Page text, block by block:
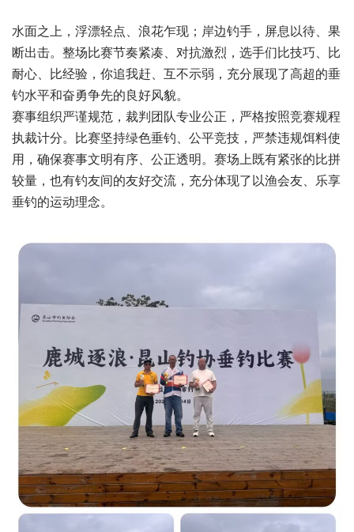
水面之上，浮漂轻点、浪花乍现；岸边钓手，屏息以待、果
断出击。整场比赛节奏紧凑、对抗激烈，选手们比技巧、比
耐心、比经验，你追我赶、互不示弱，充分展现了高超的垂
钓水平和奋勇争先的良好风貌。
赛事组织严谨规范，裁判团队专业公正，严格按照竞赛规程
执裁计分。比赛坚持绿色垂钓、公平竞技，严禁违规饵料使
用，确保赛事文明有序、公正透明。赛场上既有紧张的比拼
较量，也有钓友间的友好交流，充分体现了以渔会友、乐享
垂钓的运动理念。